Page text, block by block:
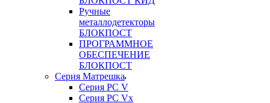
Ручные
металлодетекторы
БЛОКПОСТ
ПРОГРАММНОЕ
ОБЕСПЕЧЕНИЕ
БЛОКПОСТ
Серия Матрешка
Серия PC V
Серия PC Vx